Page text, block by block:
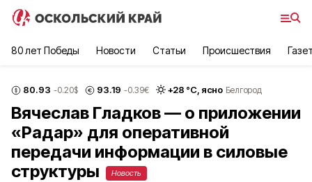
80 лет Победы Новости Статьи Происшествия
80.93 -0.20$ 93.19 -0.39€ +28 °С, ясно Белгород
Вячеслав Гладков — о приложении
«Радар» для оперативной
передачи информации в силовые
структуры
Новость